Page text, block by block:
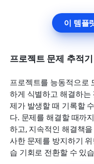
이 템플
프로젝트 문제 추적
프로젝트를 능동적으로
하게 식별하고 해결하는
제가 발생할 때 기록할
다. 문제를 해결할 때까
하고, 지속적인 해결책
사한 문제를 방지하기
습 기회로 전환할 수 있